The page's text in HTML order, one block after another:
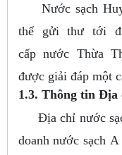
Nước sạch
thể gửi thư tới
cấp nước Thừa
được giải đáp một
1.3. Thông tin Địa
Địa chỉ nước
doanh nước sạch